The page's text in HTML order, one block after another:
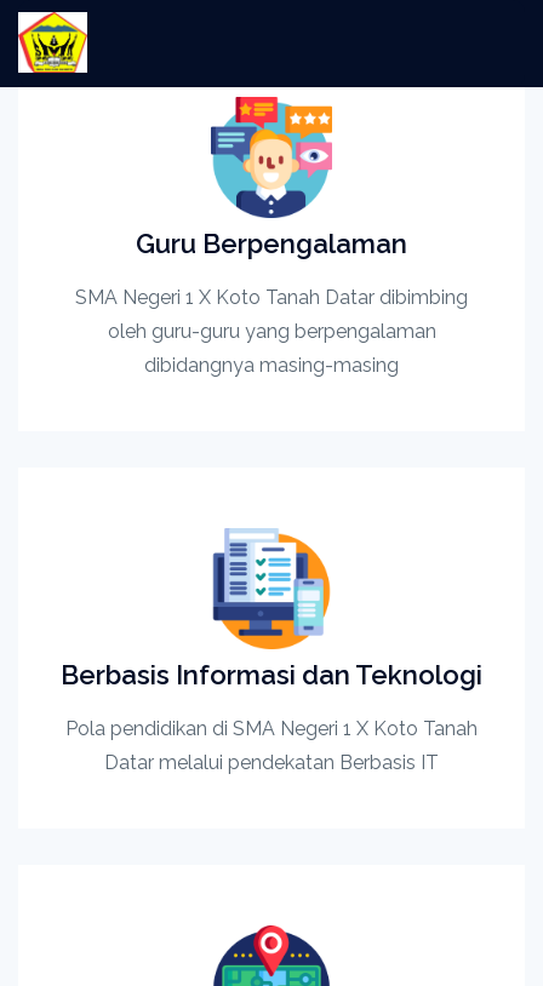
Guru Berpengalaman
SMA Negeri 1 X Koto Tanah Datar dibimbing
oleh guru-guru yang berpengalaman
dibidangnya masing-masing
Berbasis Informasi dan Teknologi
Pola pendidikan di SMA Negeri 1 X Koto Tanah
Datar melalui pendekatan Berbasis IT